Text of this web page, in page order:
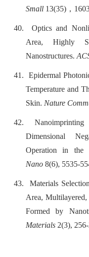
Small 13(35) ，
40.
Optics and
Area, Highly
Nanostructures.
41.
Epidermal
Temperature and
Skin. Nature
42.
Dimensional
Operation in the
Nano 8(6), 5535-
43.
Materials
Area,
Formed by
Materials 2(3),